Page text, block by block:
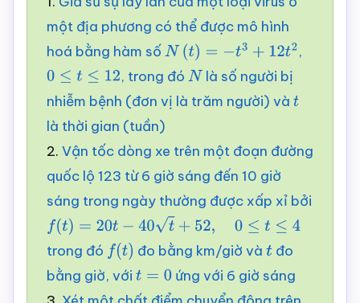
một địa phương có thể được mô hình
hoá bằng hàm số N( t)= −t3+12 t2
,
0 ≤t≤ 12 , trong đóN là số người bị
nhiễm bệnh (đơn vị là trăm người) và t
là thời gian (tuần)
2. Vận tốc dòng xe trên một đoạn đường
quốc lộ 123 từ 6 giờ sáng đến 10 giờ
sáng trong ngày thường được xấp xỉ bởi
f(t)=20t−40t +52,0 ≤t ≤4
trong đó f(t) đo bằng km/giờ vàtđo
bằng giờ, với t =0
ứng với 6 giờ sáng